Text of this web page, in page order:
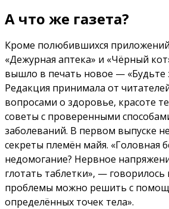
А что же газета?
Кроме полюбившихся
«Дежурная аптека» и «Чёрный
вышло в печать новое — «Будьте
Редакция принимала от
вопросами о здоровье, красоте
советы с проверенными
заболеваний. В первом выпуске
секреты племён майя. «Головная
недомогание? Нервное
глотать таблетки», — говорилось
проблемы можно решить с
определённых точек тела».